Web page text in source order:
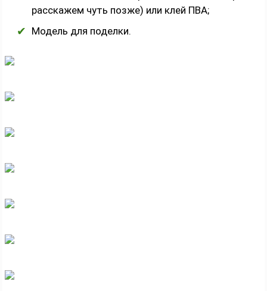
расскажем чуть позже) или клей ПВА;
Модель для поделки.